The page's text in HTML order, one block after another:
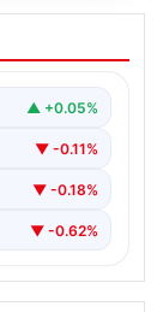
Altın
▲ +0.05%
▼ -0.11%
▼ -0.18%
▼ -0.62%